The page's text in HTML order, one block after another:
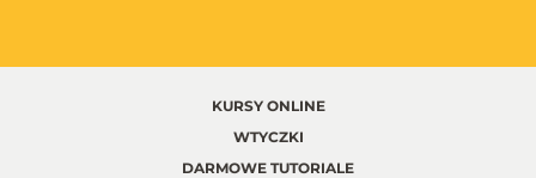
KURSY ONLINE
WTYCZKI
DARMOWE TUTORIALE